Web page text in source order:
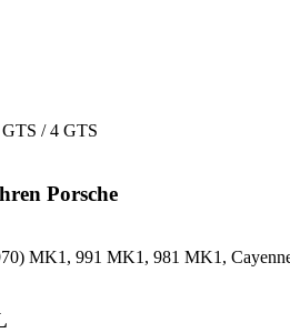
/ 4 GTS
Porsche
MK1, 991 MK1, 981 MK1,